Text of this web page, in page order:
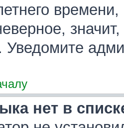
Уведомите
нет в